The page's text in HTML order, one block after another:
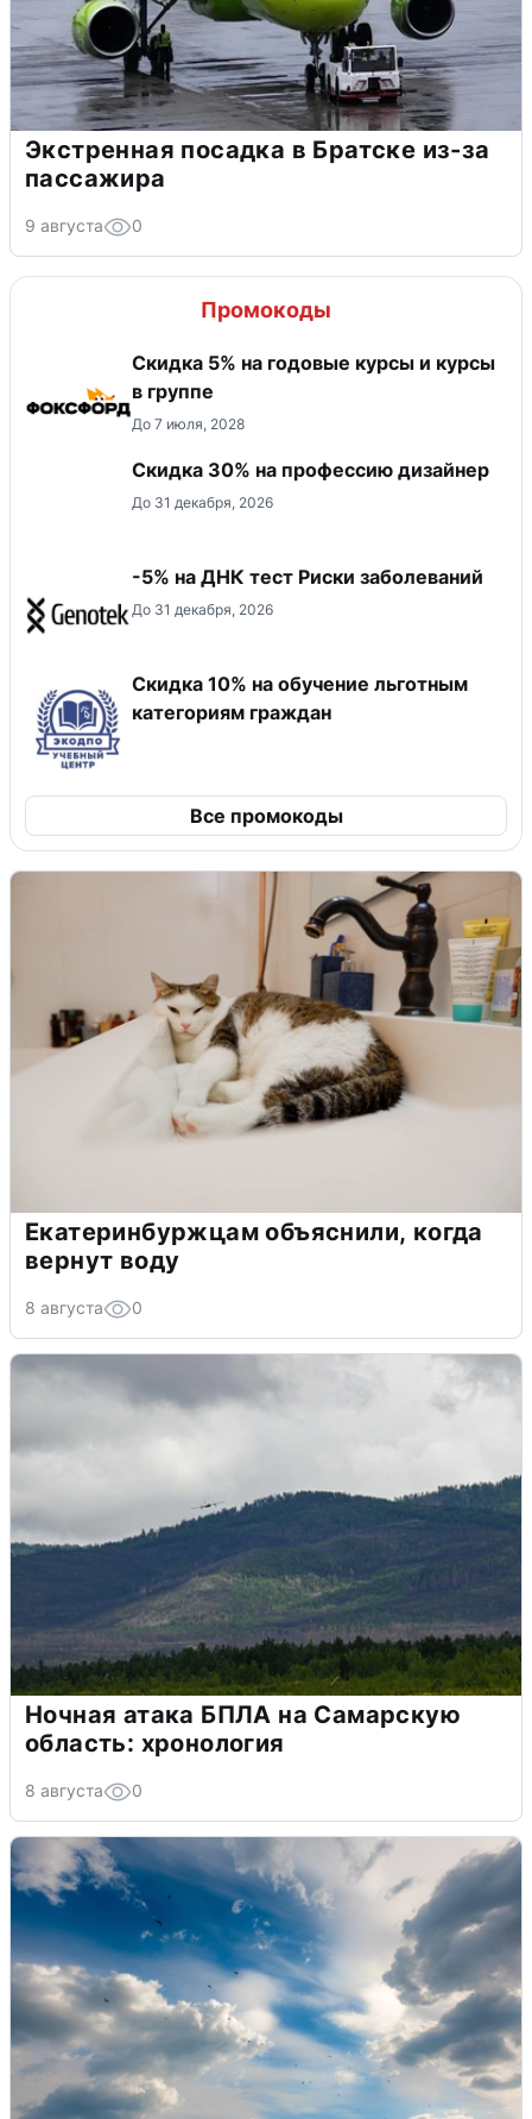
Экстренная посадка в Братске из-за
пассажира
9 августа 0
Промокоды
Скидка 5% на годовые курсы и курсы
в группе
До 7 июля, 2028
Скидка 30% на профессию дизайнер
До 31 декабря, 2026
-5% на ДНК тест Риски заболеваний
До 31 декабря, 2026
Скидка 10% на обучение льготным
категориям граждан
Все промокоды
Екатеринбуржцам объяснили, когда
вернут воду
8 августа 0
Ночная атака БПЛА на Самарскую
область: хронология
8 августа 0